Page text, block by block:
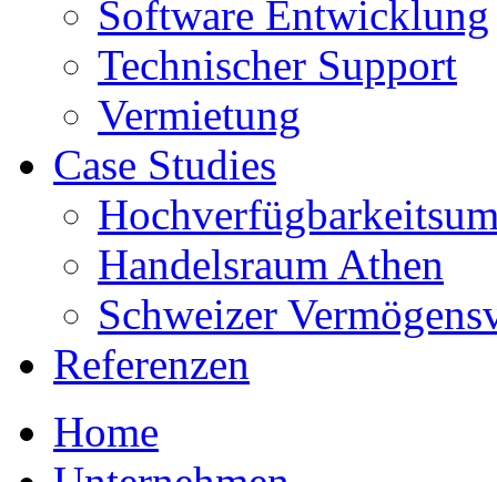
Software Entwicklung
Technischer Support
Vermietung
Case Studies
Handelsraum Athen
Schweizer
Referenzen
Home